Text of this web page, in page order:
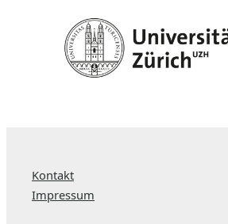
Kontakt
Impressum